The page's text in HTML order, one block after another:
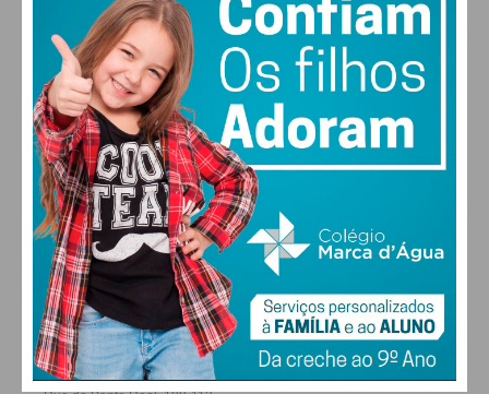
30°
QUI
30
SEX
30°
SÁB
28°
DOM
ALTERAR
FARMACIAS DE SERVIÇO EM PAÇOS DE
FERREIRA